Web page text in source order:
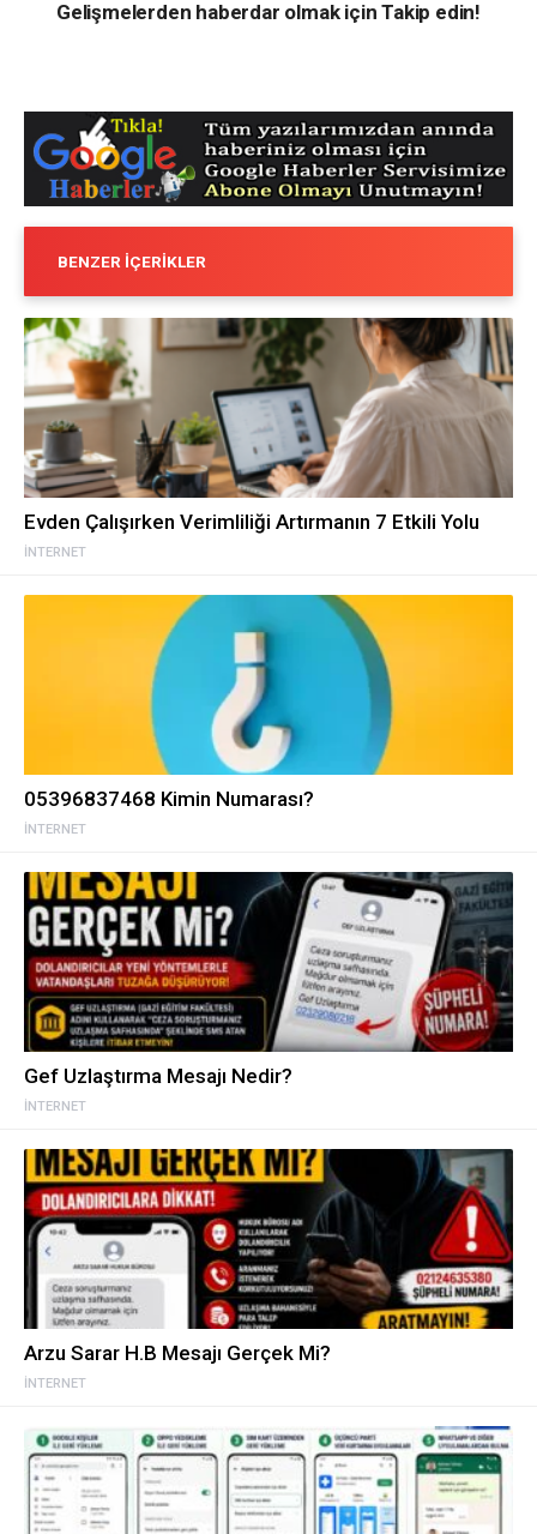
Gelişmelerden haberdar olmak için Takip edin!
BENZER İÇERIKLER
İNTERNET
Evden Çalışırken Verimliliği Artırmanın 7 Etkili Yolu
İNTERNET
05396837468 Kimin Numarası?
İNTERNET
Gef Uzlaştırma Mesajı Nedir?
İNTERNET
Arzu Sarar H.B Mesajı Gerçek Mi?